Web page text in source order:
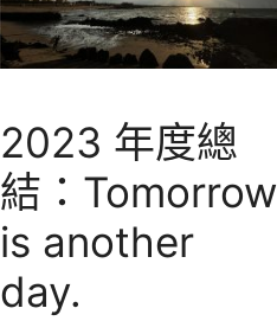
2023 年度總
結：Tomorrow
is another
day.